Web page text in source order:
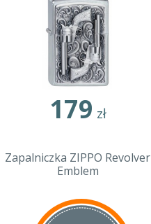
179 zł
Zapalniczka ZIPPO Revolver
Emblem